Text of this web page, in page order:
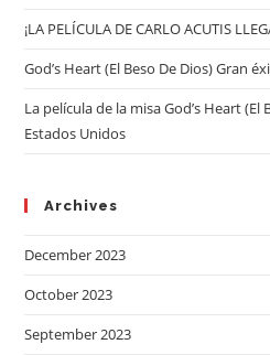
¡LA PELÍCULA DE CARLO ACUTIS
God’s Heart (El Beso De Dios) Gran
La película de la misa God’s Heart (El
Estados Unidos
Archives
December 2023
October 2023
September 2023